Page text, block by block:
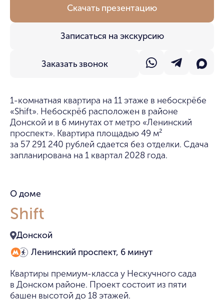
Заказать звонок
Записаться на экскурсию
Скачать презентацию
1-комнатная квартира на 11 этаже в небоскрёбе
«Shift». Небоскрёб расположен в районе
Донской и в 6 минутах от метро «Ленинский
проспект». Квартира площадью 49 м²
за 57 291 240 рублей сдается без отделки. Сдача
запланирована на 1 квартал 2028 года.
О доме
Shift
Донской
Ленинский проспект, 6 минут
Квартиры премиум-класса у Нескучного сада
в Донском районе. Проект состоит из пяти
башен высотой до 18 этажей.